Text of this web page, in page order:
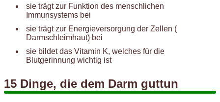
sie trägt zur Funktion des menschlichen
Immunsystems bei
sie trägt zur Energieversorgung der Zellen (
Darmschleimhaut) bei
sie bildet das Vitamin K, welches für die
Blutgerinnung wichtig ist
15 Dinge, die dem Darm guttun